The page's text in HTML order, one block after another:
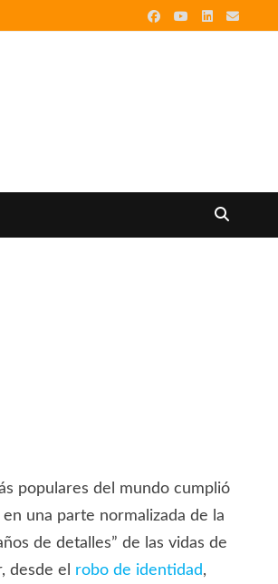
populares del mundo cumplió
una parte normalizada de la
de detalles” de las vidas de
desde el robo de identidad,